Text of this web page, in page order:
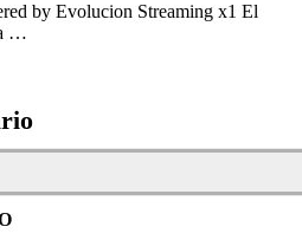
by Evolucion Streaming x1 El
…